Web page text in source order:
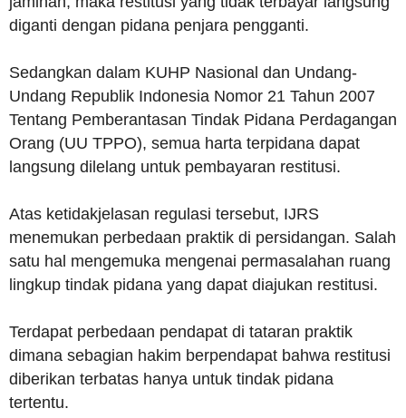
diganti dengan pidana penjara pengganti.
Sedangkan dalam KUHP Nasional dan Undang-
Undang Republik Indonesia Nomor 21 Tahun 2007
Tentang Pemberantasan Tindak Pidana Perdagangan
Orang (UU TPPO), semua harta terpidana dapat
langsung dilelang untuk pembayaran restitusi.
Atas ketidakjelasan regulasi tersebut, IJRS
menemukan perbedaan praktik di persidangan. Salah
satu hal mengemuka mengenai permasalahan ruang
lingkup tindak pidana yang dapat diajukan restitusi.
Terdapat perbedaan pendapat di tataran praktik
dimana sebagian hakim berpendapat bahwa restitusi
diberikan terbatas hanya untuk tindak pidana
tertentu.